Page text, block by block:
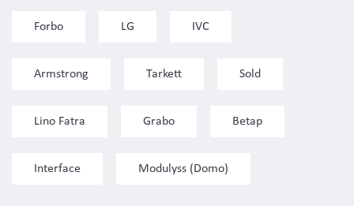
Forbo LG IVC
Armstrong Tarkett Sold
Lino Fatra Grabo Betap
Interface Modulyss (Domo)